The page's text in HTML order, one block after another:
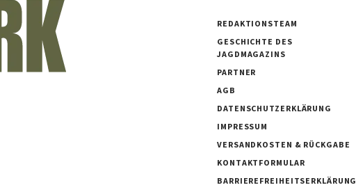
REDAKTIONSTEAM
GESCHICHTE DES
JAGDMAGAZINS
PARTNER
AGB
DATENSCHUTZERKLÄRUNG
IMPRESSUM
VERSANDKOSTEN & RÜCKGABE
KONTAKTFORMULAR
BARRIEREFREIHEITSERKLÄRUNG